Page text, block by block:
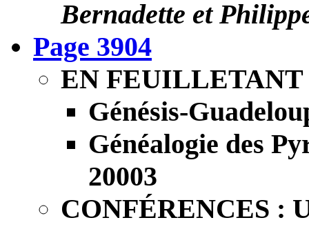
Bernadette et
Page 3904
EN
Génésis-
Généalogie des
20003
CONFÉRENCES :